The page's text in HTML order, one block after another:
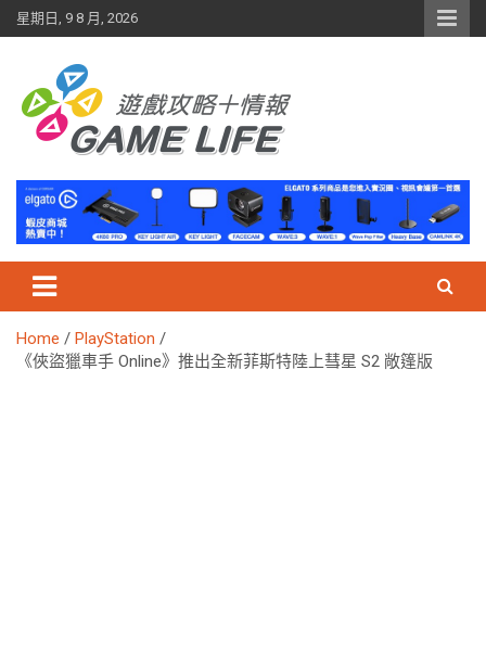
Skip
to
星期日, 9 8 月, 2026
Home
PlayStation
《俠盜獵車手 Online》推出全新菲斯特陸上彗星 S2 敞篷版